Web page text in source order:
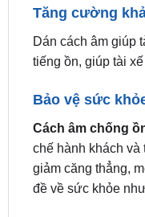
Tăng cường
Dán cách âm giúp
tiếng ồn, giúp tài
Bảo vệ sức
Cách âm chống
chế hành khách và
giảm căng thẳng,
đề về sức khỏe